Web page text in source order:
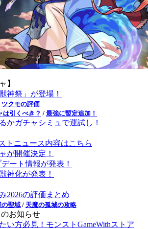
】
神祭」が登場！
ツクモの評価
は引くべき？ / 最強に暫定追加！
かガチャシミュで運試し！
トニュース内容はこちら
が開催決定！
ート情報が発表！
神化が発表！
2026の評価まとめ
の聖域 / 天魔の孤城の攻略
のお知らせ
い方必見！モンストGameWithストア